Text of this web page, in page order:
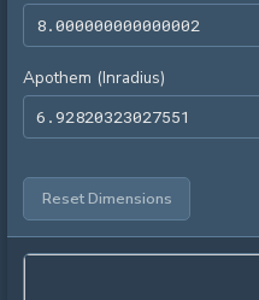
Apothem (Inradius)
Reset Dimensions